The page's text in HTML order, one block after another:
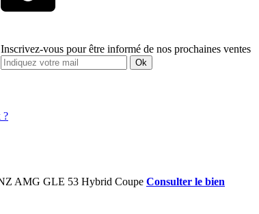
Inscrivez-vous pour être informé de nos prochaines ventes
Ok
Consulter le bien